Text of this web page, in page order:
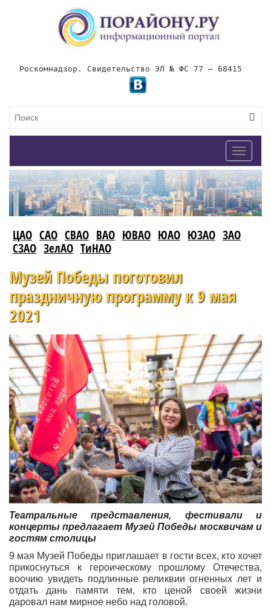
Роскомнадзор. Свидетельство ЭЛ № ФС 77 – 68415
Toggle
ЦАО САО СВАО ВАО ЮВАО ЮАО ЮЗАО ЗАО
СЗАО ЗелАО ТиНАО
Музей Победы поготовил
праздничную программу к 9 мая
2021
Театральные представления, фестивали и
концерты предлагает Музей Победы москвичам и
гостям столицы
9 мая Музей Победы приглашает в гости всех, кто хочет
прикоснуться к героическому прошлому Отечества,
воочию увидеть подлинные реликвии огненных лет и
отдать дань памяти тем, кто ценой своей жизни
даровал нам мирное небо над головой.